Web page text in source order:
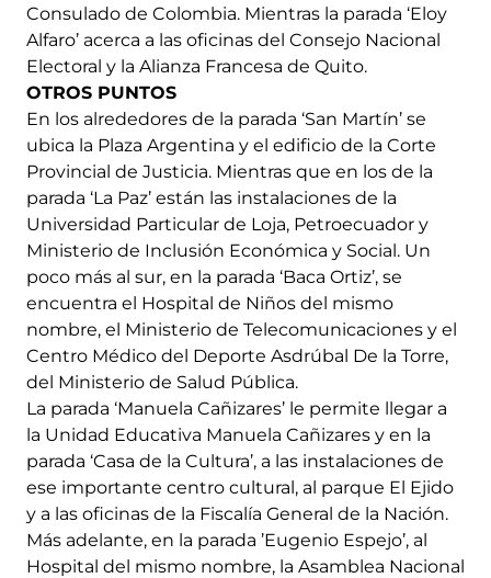
Consulado de Colombia. Mientras la parada ‘Eloy
Alfaro’ acerca a las oficinas del Consejo Nacional
Electoral y la Alianza Francesa de Quito.
OTROS PUNTOS
En los alrededores de la parada ‘San Martín’ se
ubica la Plaza Argentina y el edificio de la Corte
Provincial de Justicia. Mientras que en los de la
parada ‘La Paz’ están las instalaciones de la
Universidad Particular de Loja, Petroecuador y
Ministerio de Inclusión Económica y Social. Un
poco más al sur, en la parada ‘Baca Ortiz’, se
encuentra el Hospital de Niños del mismo
nombre, el Ministerio de Telecomunicaciones y el
Centro Médico del Deporte Asdrúbal De la Torre,
del Ministerio de Salud Pública.
La parada ‘Manuela Cañizares’ le permite llegar a
la Unidad Educativa Manuela Cañizares y en la
parada ‘Casa de la Cultura’, a las instalaciones de
ese importante centro cultural, al parque El Ejido
y a las oficinas de la Fiscalía General de la Nación.
Más adelante, en la parada ’Eugenio Espejo’, al
Hospital del mismo nombre, la Asamblea Nacional